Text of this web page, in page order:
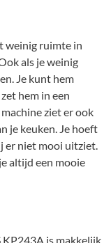
weinig ruimte in
als je weinig
Je kunt hem
hem in een
ziet er ook
je keuken. Je hoeft
er niet mooi uitziet.
altijd een mooie
KP243A is makkelijk